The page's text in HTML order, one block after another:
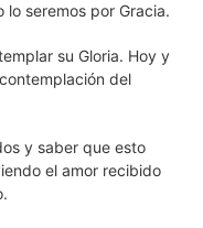
seremos por Gracia.
su Gloria. Hoy y
del
y saber que esto
el amor recibido